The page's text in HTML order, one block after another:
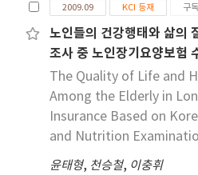
interventions
(p<.001). However, the
decreased significantly
stretching compared
3) Reliability data
high consistency in USl
(ICC=.978). Our findings
Evjenth-Hamberg
effective than static
을 선정하여 실험을 진행하
이 지면과 수평이 되는 각도
립 자세(head flexion 0°)
촬영을 통하여 머리각도 15°
상태를 확인한 후, 각각의
곡 15°, 머리 신전 15°)에서
휴식) 마른 삼킴과 젖은 삼킴
른 삼킴과 젖은 삼킴 모두에
를 15°굴곡하였을 경우 목뿔
2009.09 KCI 등재 구
노인들의 건강행태와 삶의
조사 중 노인장기요양보험
The Quality of Life and
Among the Elderly in
Insurance Based on
and Nutrition
윤태형, 천승철, 이충휘